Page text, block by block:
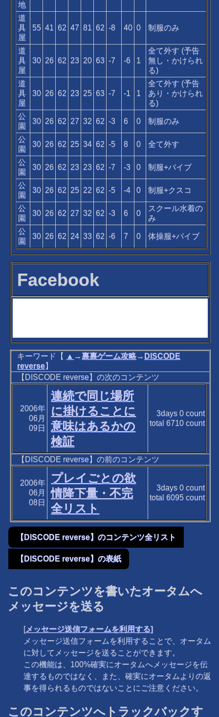
地
道
具
屋
55 41 62 47 81 62 -8 40 0 制服のみ
道
具
屋
30 26 62 23 20 63 -7 -6 1
全て外す (予告
無し・かけられ
る)
道
具
屋
30 26 62 23 25 63 -7 -1 1
全て外す (予告
あり・かけられ
る)
公
園
30 26 62 27 32 62 -3 6 0 制服のみ
公
園
30 26 62 25 34 62 -5 8 0 全て外す
公
園
30 26 62 23 23 62 -7 -3 0 制服+バイブ
公
園
30 26 62 25 22 62 -5 -4 0 制服+クスコ
公
園
30 26 62 27 32 62 -3 6 0
スクール水着の
み
公
園
30 26 62 24 33 62 -6 7 0 体操服+バイブ
Facebook
キーワード【 ▲ →裏裏ゲーム攻略→ DISCODE
reverse】
【DISCODE reverse】の次のコンテンツ
2006年
06月
09日
連続で同じ場所
に掛けることに
意味はあるかの
検証
3days 0count
total 6710count
【DISCODE reverse】の前のコンテンツ
2006年
06月
08日
プレイごとの欲
情降下量・不完
全リスト
3days 0count
total 6095count
【DISCODE reverse】のコンテンツ全リスト
【DISCODE reverse】の表紙
このコンテンツを書いたオータムへ
メッセージを送る
[メッセージ送信フォームを利用する]
メッセージ送信フォームを利用することで、オータム
に対してメッセージを送ることができます。
この機能は、100%確実にオータムへメッセージを伝
達するものではなく、また、確実にオータムよりの返
事を得られるものではないことにご注意ください。
このコンテンツへトラックバックす